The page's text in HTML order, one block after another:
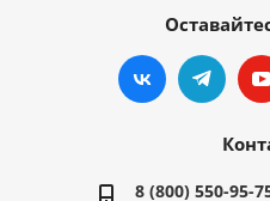
8 (800) 550-95-